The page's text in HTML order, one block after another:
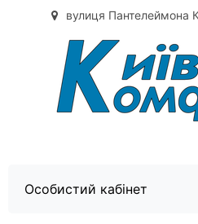
вулиця Пантелеймона
Особистий кабінет